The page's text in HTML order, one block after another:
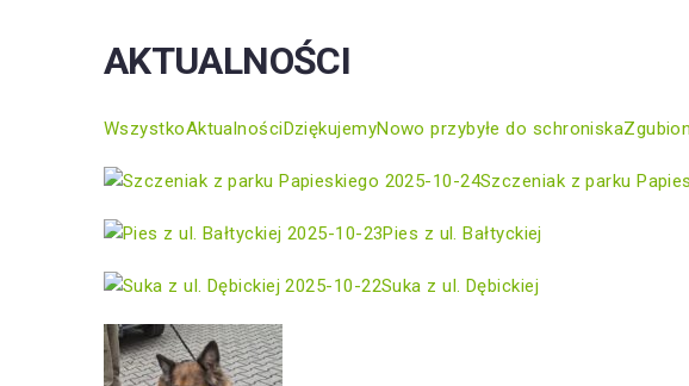
AKTUALNOŚCI
WszystkoAktualnościDziękujemyNowo przybyłe do schroniska
2025-10-24Szczeniak z parku
2025-10-23Pies z ul. Bałtyckiej
2025-10-22Suka z ul. Dębickiej